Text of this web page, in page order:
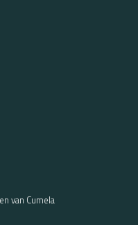
van Cumela